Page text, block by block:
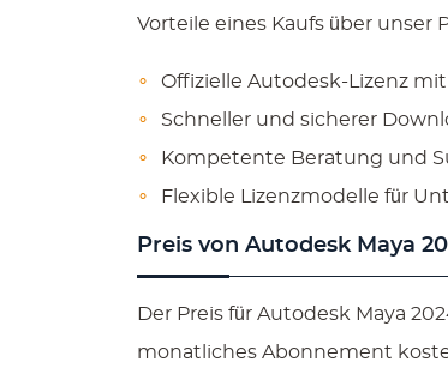
Vorteile eines Kaufs über unser
Offizielle Autodesk-Lizenz
Schneller und sicherer
Kompetente Beratung und
Flexible Lizenzmodelle für
Preis von Autodesk Maya
Der Preis für Autodesk Maya
monatliches Abonnement